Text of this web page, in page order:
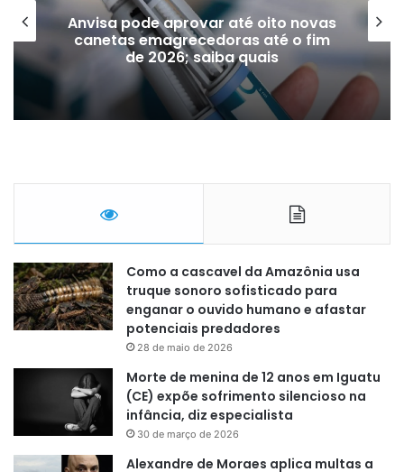
Bilhete premiado de quase R$ 6
milhões é recuperado do lixo por
coletores
Como a cascavel da Amazônia usa
truque sonoro sofisticado para
enganar o ouvido humano e afastar
potenciais predadores
28 de maio de 2026
Morte de menina de 12 anos em Iguatu
(CE) expõe sofrimento silencioso na
infância, diz especialista
30 de março de 2026
Alexandre de Moraes aplica multas a